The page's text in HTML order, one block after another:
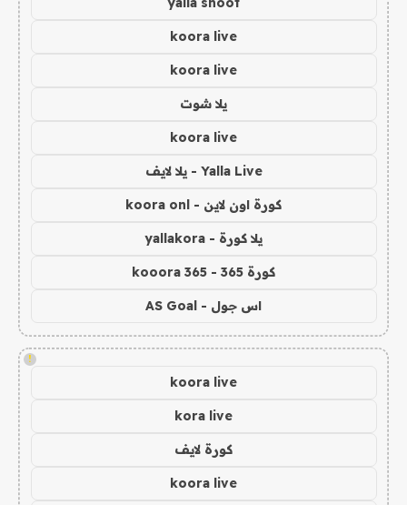
koora live
koora live
يلا شوت
koora live
Yalla Live - يلا لايف
كورة اون لاين - koora onl
يلا كورة - yallakora
كورة 365 - kooora 365
اس جول - AS Goal
!
koora live
kora live
كورة لايف
koora live